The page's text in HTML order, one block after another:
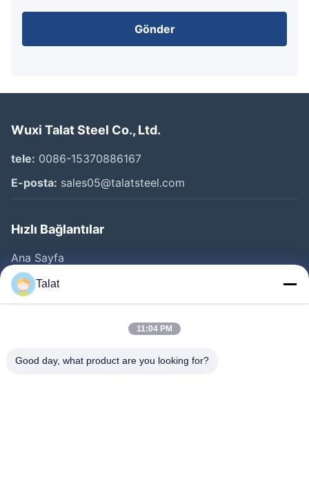
Gönder
Wuxi Talat Steel Co., Ltd.
tele: 0086-15370886167
E-posta: sales05@talatsteel.com
Hızlı Bağlantılar
Ana Sayfa
Ürünler
Hakkımızda
Kalite Kontrol
Talat
11:04 PM
Good day, what product are you looking for?